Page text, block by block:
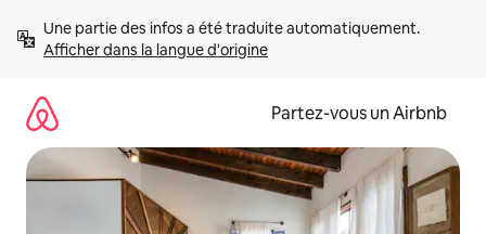
directement
Afficher dans la langue d'origine
Partez-vous un Airbnb